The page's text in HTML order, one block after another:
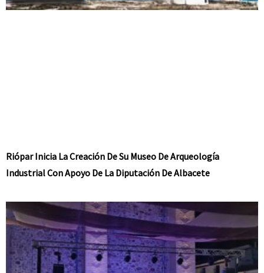
Riópar Inicia La Creación De Su Museo De Arqueología
Industrial Con Apoyo De La Diputación De Albacete